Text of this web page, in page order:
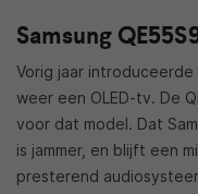
Samsung
Vorig jaar
weer een OLED-tv. De
voor dat model. Dat
is jammer, en blijft een
presterend